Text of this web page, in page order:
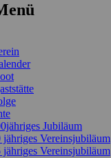
Jubiläum
jähriges Vereinsjubiläum
jähriges Vereinsjubiläum